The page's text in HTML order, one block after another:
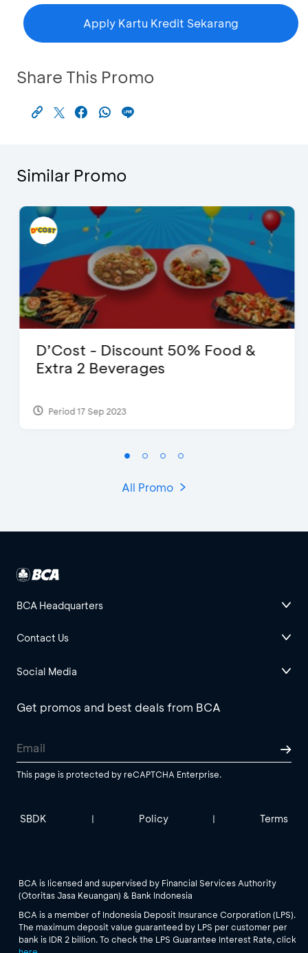
Apply Kartu Kredit Sekarang
Share This Promo
Similar Promo
D’Cost - Discount 50% Food &
Extra 2 Beverages
Period 17 Sep 2023
All Promo
BCA Headquarters
Contact Us
Social Media
Get promos and best deals from BCA
This page is protected by reCAPTCHA Enterprise.
SBDK | Policy | Terms
BCA is licensed and supervised by Financial Services Authority
(Otoritas Jasa Keuangan) & Bank Indonesia
BCA is a member of Indonesia Deposit Insurance Corporation (LPS).
The maximum deposit value guaranteed by LPS per customer per
bank is IDR 2 billion. To check the LPS Guarantee Interest Rate, click